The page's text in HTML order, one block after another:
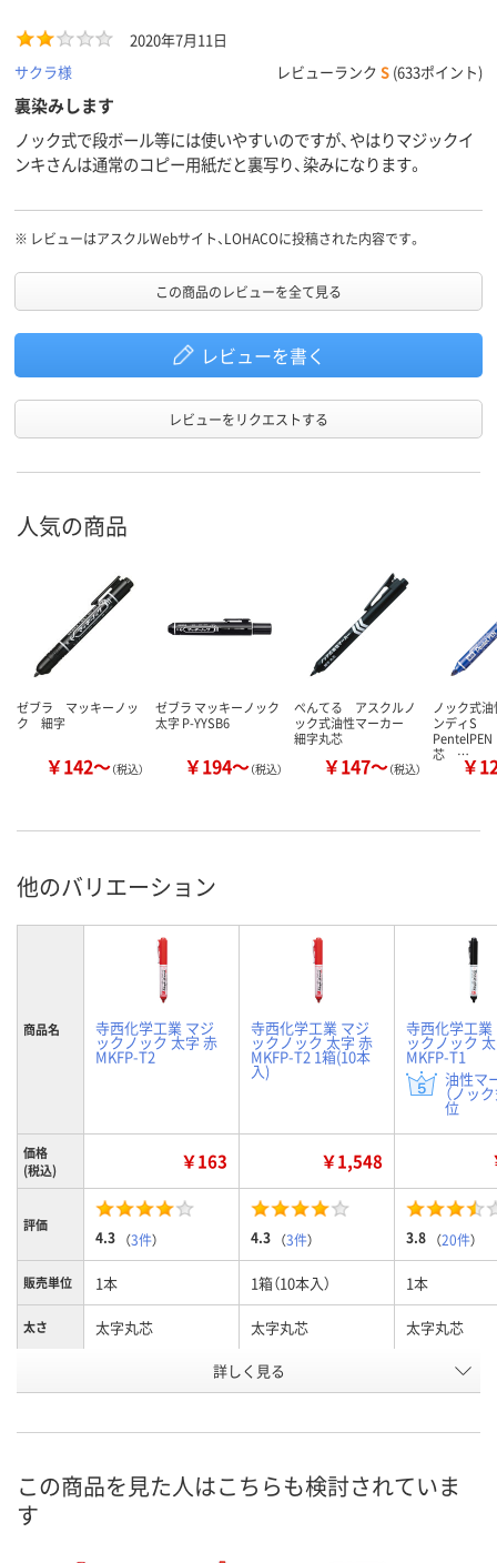
2020年7月11日
サクラ様
レビューランク S (633ポイント)
裏染みします
ノック式で段ボール等には使いやすいのですが、やはりマジックイ
ンキさんは通常のコピー用紙だと裏写り、染みになります。
※ レビューはアスクルWebサイト、LOHACOに投稿された内容です。
この商品のレビューを全て見る
レビューを書く
レビューをリクエストする
人気の商品
ゼブラ マッキーノッ
ク 細字
￥142～（税込）
ゼブラ マッキーノック
太字 P-YYSB6
￥194～（税込）
ぺんてる アスクルノ
ック式油性マーカー
細字丸芯
￥147～（税込）
ノック式
ンディS
芯 …￥
他のバリエーション
商品名 寺西化学工業 マジ
ックノック 太字 赤
MKFP-T2
寺西化学工業 マジ
ックノック 太字 赤
MKFP-T2 1箱(10本
入)
寺西化学工業
ックノック
MKFP-T1
油性マ
（ノッ
位
価格
(税込)
￥163 ￥1,548
評価
4.3 （3件） 4.3 （3件） 3.8 （20件）
販売単位 1本 1箱（10本入） 1本
太さ 太字丸芯 太字丸芯 太字丸芯
赤
号
お届け日
詳しく見る
この商品を見た人はこちらも検討されていま
す